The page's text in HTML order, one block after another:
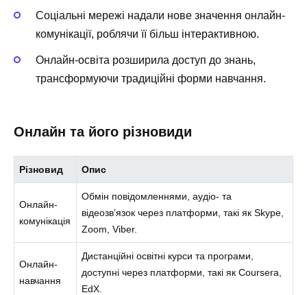
Соціальні мережі надали нове значення онлайн-
комунікації, роблячи її більш інтерактивною.
Онлайн-освіта розширила доступ до знань,
трансформуючи традиційні форми навчання.
Онлайн та його різновиди
Різновид Опис
Онлайн-
комунікація
Обмін повідомленнями, аудіо- та
відеозв’язок через платформи, такі як Skype,
Zoom, Viber.
Онлайн-
навчання
Дистанційні освітні курси та програми,
доступні через платформи, такі як Coursera,
EdX.